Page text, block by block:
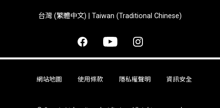
台灣 (繁體中文) | Taiwan (Traditional Chinese)
網站地圖 使用條款 隱私權聲明 資訊安全